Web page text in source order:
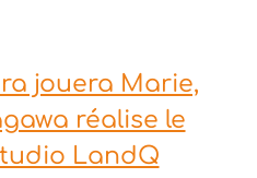
jouera Marie,
réalise le
LandQ